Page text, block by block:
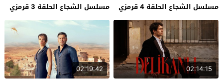
مسلسل الشجاع الحلقة 4 قرمزي
مسلسل الشجاع الحلقة 3 قرمزي
02:14:15
02:19:42